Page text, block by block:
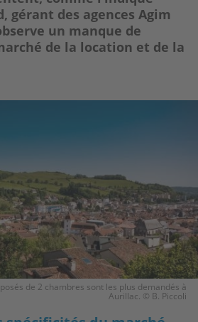
gérant des agences Agim
un manque de
de la location et de la
de 2 chambres sont les plus demandés à
Aurillac. © B. Piccoli